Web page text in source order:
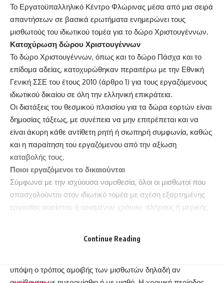
Το Εργατοϋπαλληλικό Κέντρο Φλώρινας μέσα από μια σειρά
απαντήσεων σε βασικά ερωτήματα ενημερώνει τους
μισθωτούς του ιδιωτικού τομέα για το δώρο Χριστουγέννων.
Κατοχύρωση δώρου Χριστουγέννων
Το δώρο Χριστουγέννων, όπως και το δώρο Πάσχα και το
επίδομα αδείας, κατοχυρώθηκαν περαιτέρω με την Εθνική
Γενική ΣΣΕ του έτους 2010 (άρθρο 1) για τους εργαζόμενους
ιδιωτικού δικαίου σε όλη την ελληνική επικράτεια.
Οι διατάξεις του θεσμικού πλαισίου για τα δώρα εορτών είναι
δημοσίας τάξεως, με συνέπεια να μην επιτρέπεται και να
είναι άκυρη κάθε αντίθετη ρητή ή σιωπηρή συμφωνία, καθώς
και η παραίτηση του εργαζόμενου από την αξίωση
καταβολής τους.
Ποιοι εργαζόμενοι το δικαιούνται
Σύμφωνα με την ισχύουσα νομοθεσία, όλοι οι μισθωτοί που
απασχολούνται στον ιδιωτικό τομέα με σχέση εξαρτημένης
εργασίας αορίστου ή ορισμένου χρόνου, πλήρους ή μερικής
Πώς υπολογίζεται το δώρο Χριστουγέννων
υπόψη ο τρόπος αμοιβής των μισθωτών δηλαδή αν
Continue Reading